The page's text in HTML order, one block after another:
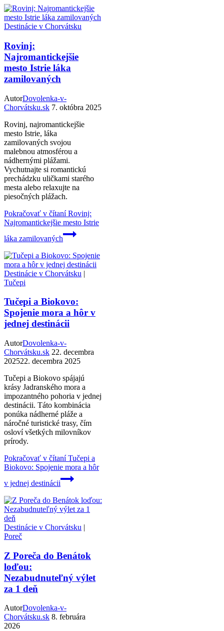
Destinácie v Chorvátsku
Rovinj:
Najromantickejšie
mesto Istrie láka
zamilovaných
AutorDovolenka-v-
Chorvátsku.sk 7. októbra 2025
Rovinj, najromantickejšie
mesto Istrie, láka
zamilovaných svojou
malebnou atmosférou a
nádhernými plážami.
Vychutnajte si romantickú
prechádzku uličkami starého
mesta alebo relaxujte na
piesočných plážach.
Pokračovať v čítaníRovinj:
Najromantickejšie mesto Istrie
láka zamilovaných
Destinácie v Chorvátsku |
Tučepi
Tučepi a Biokovo:
Spojenie mora a hôr v
jednej destinácii
AutorDovolenka-v-
Chorvátsku.sk 22. decembra
202522. decembra 2025
Tučepi a Biokovo spájajú
krásy Jadranského mora a
impozantného pohoria v jednej
destinácii. Táto kombinácia
ponúka nádherné pláže a
náročné turistické trasy, čím
osloví všetkých milovníkov
prírody.
Pokračovať v čítaníTučepi a
Biokovo: Spojenie mora a hôr
v jednej destinácii
Destinácie v Chorvátsku |
Poreč
Z Poreča do Benátok
loďou:
Nezabudnuteľný výlet
za 1 deň
AutorDovolenka-v-
Chorvátsku.sk 8. februára
2026